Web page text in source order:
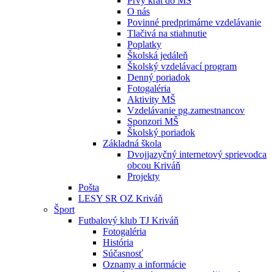
O nás
Povinné predprimárne vzdelávanie
Tlačivá na stiahnutie
Poplatky
Školská jedáleň
Školský vzdelávací program
Denný poriadok
Fotogaléria
Aktivity MŠ
Vzdelávanie pg.zamestnancov
Sponzori MŠ
Školský poriadok
Základná škola
Dvojjazyčný internetový sprievodca
obcou Kriváň
Projekty
Pošta
LESY SR OZ Kriváň
Šport
Futbalový klub TJ Kriváň
Fotogaléria
História
Súčasnosť
Oznamy a informácie